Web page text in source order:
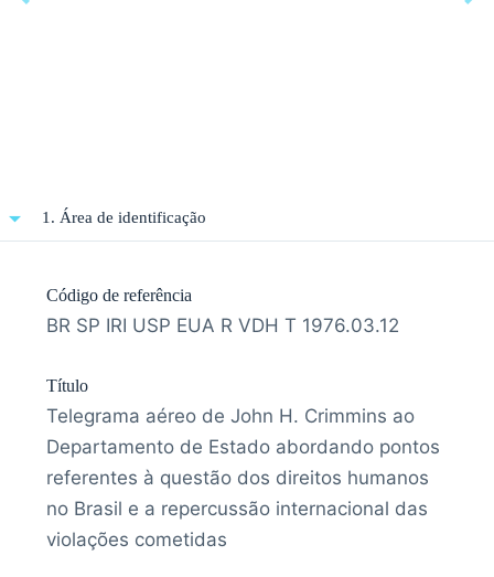
1. Área de identificação
Código de referência
BR SP IRI USP EUA R VDH T 1976.03.12
Título
Telegrama aéreo de John H. Crimmins ao
Departamento de Estado abordando pontos
referentes à questão dos direitos humanos
no Brasil e a repercussão internacional das
violações cometidas